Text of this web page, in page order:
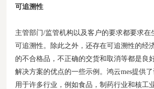
可追溯性
主管部门/监管机构以及客户的要求都要求在
可追溯性。除此之外，还存在可追溯性的经
的不合格品，不正确的交货和取消等都是良
解决方案的优点的一些示例。鸿云mes提供
用于许多行业，例如食品，制药行业和核工业